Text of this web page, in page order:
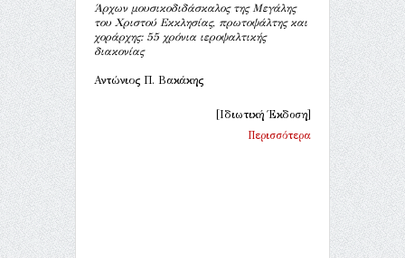
Άρχων μουσικοδιδάσκαλος της Μεγάλης
του Χριστού Εκκλησίας, πρωτοψάλτης και
χοράρχης: 55 χρόνια ιεροψαλτικής
διακονίας
Αντώνιος Π. Βακάκης
[Ιδιωτική Έκδοση]
Περισσότερα